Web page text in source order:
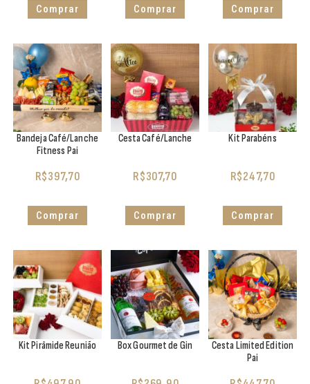
Comprar Comprar Comprar
Bandeja Café/Lanche
Fitness Pai
R$397,70
Comprar
Cesta Café/Lanche
R$307,70
Comprar
Kit Parabéns
R$247,70
Comprar
Kit Pirâmide Reunião Box Gourmet de Gin
Cesta Limited Edition
Pai